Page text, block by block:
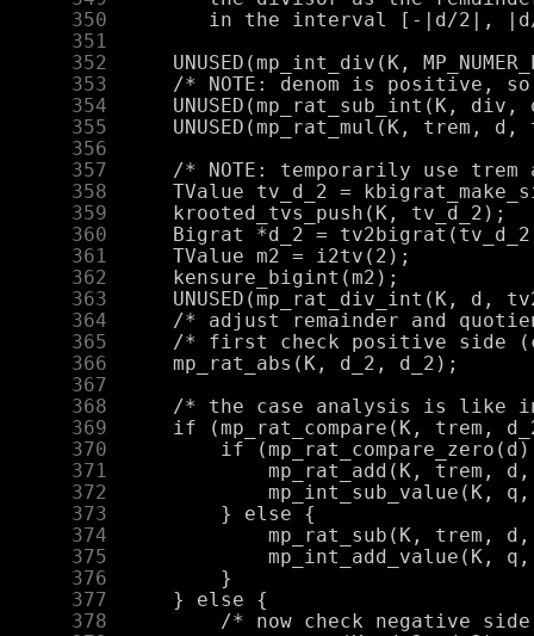
    350
    351
    352
    353
    354
    355
    356
    357
    358
    359
    360
    361
    362
    363
    364
    365
    366
    367
    368
    369
    370
    371
    372
    373
    374
    375
    376
    377
    378